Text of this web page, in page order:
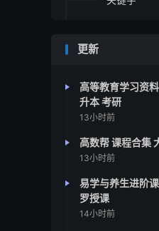
更新
高等教育学习资
升本 考研
13小时前
高数帮 课程合集
13小时前
易学与养生进阶
罗授课
14小时前